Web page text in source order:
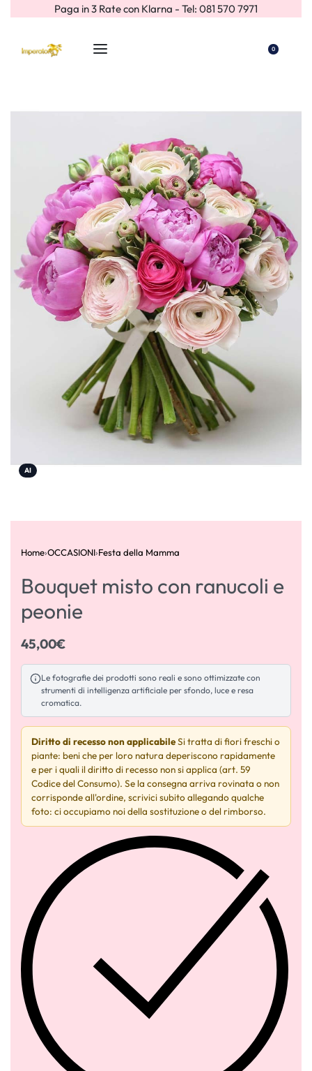
Paga in 3 Rate con Klarna - Tel: 081 570 7971
0
AI
Home›OCCASIONI›Festa della Mamma
Bouquet misto con ranucoli e
peonie
45,00€
Le fotografie dei prodotti sono reali e sono ottimizzate con
strumenti di intelligenza artificiale per sfondo, luce e resa
cromatica.
Diritto di recesso non applicabileSi tratta di fiori freschi o
piante: beni che per loro natura deperiscono rapidamente
e per i quali il diritto di recesso non si applica (art. 59
Codice del Consumo). Se la consegna arriva rovinata o non
corrisponde all'ordine, scrivici subito allegando qualche
foto: ci occupiamo noi della sostituzione o del rimborso.